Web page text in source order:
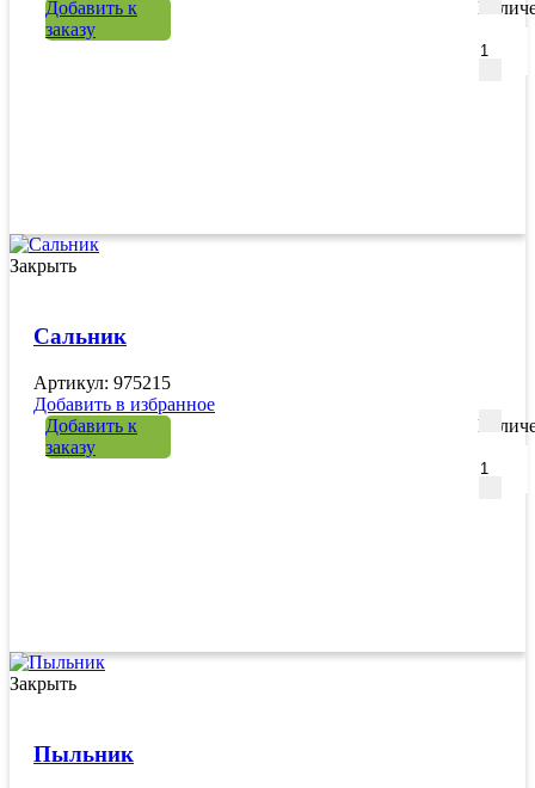
Добавить к
заказу
Закрыть
Сальник
Артикул: 975215
Добавить в избранное
Добавить к
заказу
Закрыть
Пыльник